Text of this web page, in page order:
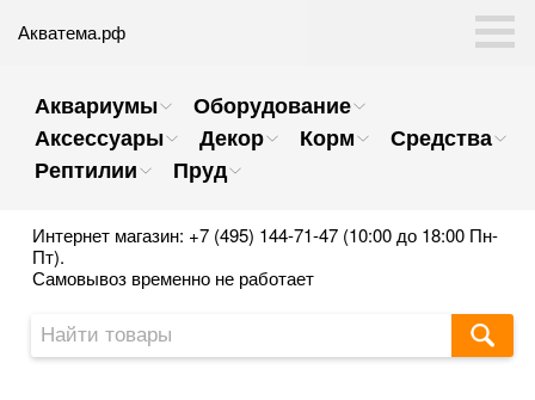
Акватема.рф
Аквариумы
Оборудование
Аксессуары
Декор Корм
Средства
Рептилии
Пруд
Интернет магазин: +7 (495) 144-71-47 (10:00 до 18:00 Пн-
Пт).
Самовывоз временно не работает